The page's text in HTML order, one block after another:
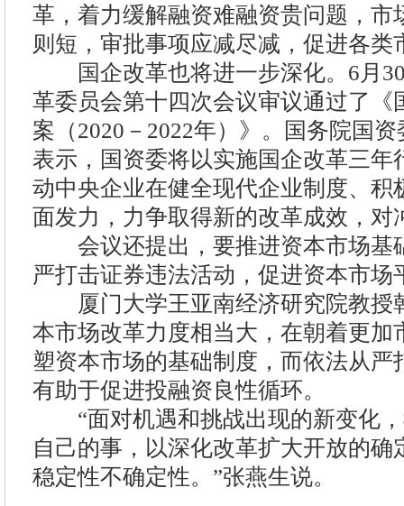
革，着力缓解融资难融资贵问题，市
则短，审批事项应减尽减，促进各类
国企改革也将进一步深化。6月30
革委员会第十四次会议审议通过了《
案（2020－2022年）》。国务院国
表示，国资委将以实施国企改革三年
动中央企业在健全现代企业制度、积
面发力，力争取得新的改革成效，对
会议还提出，要推进资本市场基
严打击证券违法活动，促进资本市场
厦门大学王亚南经济研究院教授
本市场改革力度相当大，在朝着更加
塑资本市场的基础制度，而依法从严
有助于促进投融资良性循环。
“面对机遇和挑战出现的新变化，
自己的事，以深化改革扩大开放的确
稳定性不确定性。”张燕生说。